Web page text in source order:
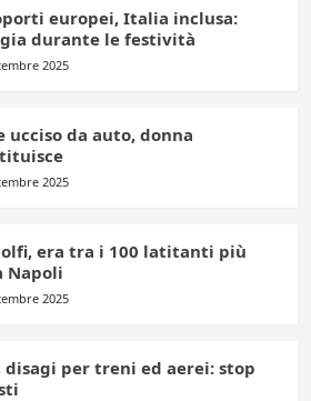
europei, Italia inclusa:
durante le festività
2025
ucciso da auto, donna
2025
era tra i 100 latitanti più
Napoli
2025
disagi per treni ed aerei: stop